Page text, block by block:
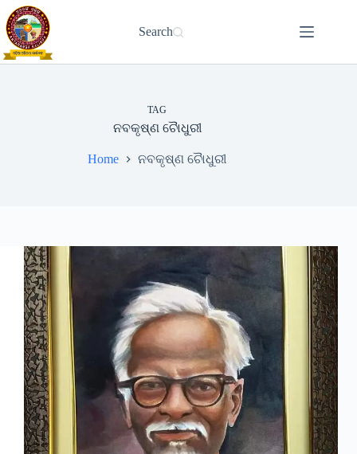
Skip
to
content
Search
TAG
ନବକୃଷ୍ଣ ଚୋୖଧୁରୀ
Home ନବକୃଷ୍ଣ ଚୋୖଧୁରୀ